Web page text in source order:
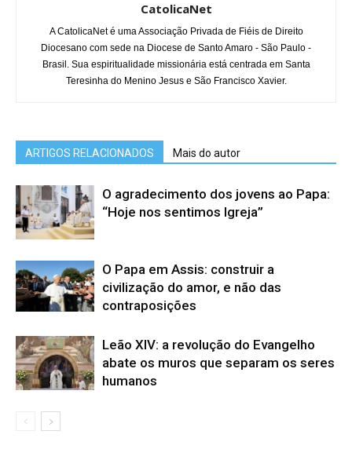
CatolicaNet
A CatolicaNet é uma Associação Privada de Fiéis de Direito
Diocesano com sede na Diocese de Santo Amaro - São Paulo -
Brasil. Sua espiritualidade missionária está centrada em Santa
Teresinha do Menino Jesus e São Francisco Xavier.
ARTIGOS RELACIONADOS Mais do autor
O agradecimento dos jovens ao Papa:
“Hoje nos sentimos Igreja”
O Papa em Assis: construir a
civilização do amor, e não das
contraposições
Leão XIV: a revolução do Evangelho
abate os muros que separam os seres
humanos